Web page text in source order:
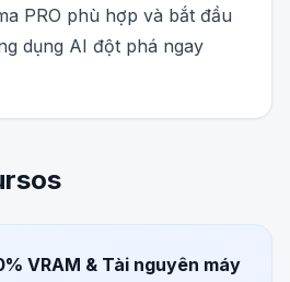
PRO phù hợp và bắt đầu
dụng AI đột phá ngay
VRAM & Tài nguyên máy